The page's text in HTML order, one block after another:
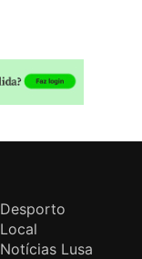
Desporto
Local
Notícias Lusa